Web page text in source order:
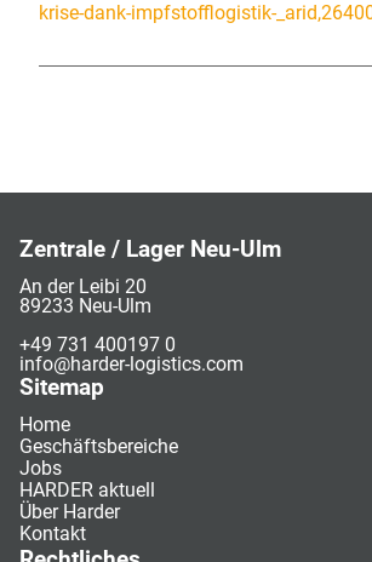
krise-dank-impfstofflogistik-
Zentrale / Lager Neu-Ulm
An der Leibi 20
89233 Neu-Ulm
+49 731 400197 0
info@harder-logistics.com
Sitemap
Home
Geschäftsbereiche
Jobs
HARDER aktuell
Über Harder
Kontakt